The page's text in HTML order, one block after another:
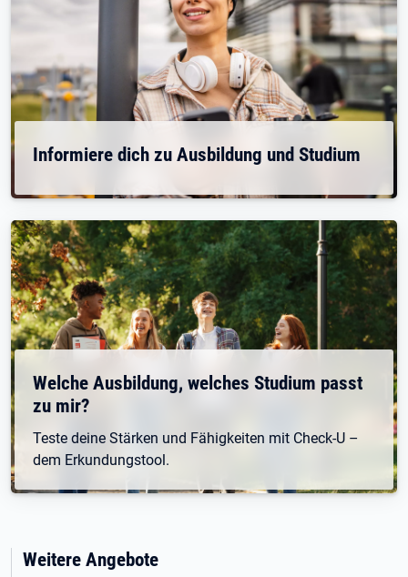
Informiere dich zu Ausbildung und Studium
Welche Ausbildung, welches Studium passt
zu mir?
Teste deine Stärken und Fähigkeiten mit Check-U –
dem Erkundungstool.
Weitere Angebote